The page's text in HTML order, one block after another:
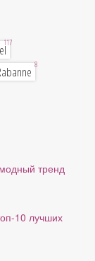
117
8
тренд
10 лучших